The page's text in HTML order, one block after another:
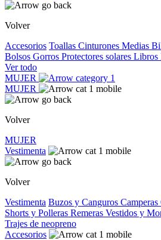
Volver
Accesorios Toallas Cinturones Medias
Bolsos Gorros Protectores solares Libros
Ver todo
MUJER
MUJER
Volver
MUJER
Vestimenta
Volver
Vestimenta Buzos y Canguros Camperas
Shorts y Polleras Remeras Vestidos y
Trajes de neopreno
Accesorios